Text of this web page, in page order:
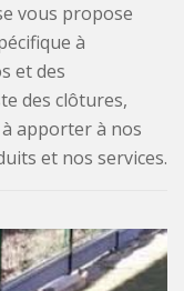
vous propose
à
et des
des clôtures,
apporter à nos
et nos services.